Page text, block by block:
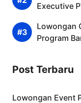
Executive
Lowongan
Program
Post Terbaru
Lowongan Event